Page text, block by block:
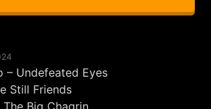
CON DOMENICO
aperta
– Undefeated Eyes
Still Friends
Big Chagrin